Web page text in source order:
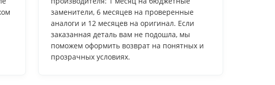
заменители, 6 месяцев на проверенные
аналоги и 12 месяцев на оригинал. Если
заказанная деталь вам не подошла, мы
поможем оформить возврат на понятных и
прозрачных условиях.